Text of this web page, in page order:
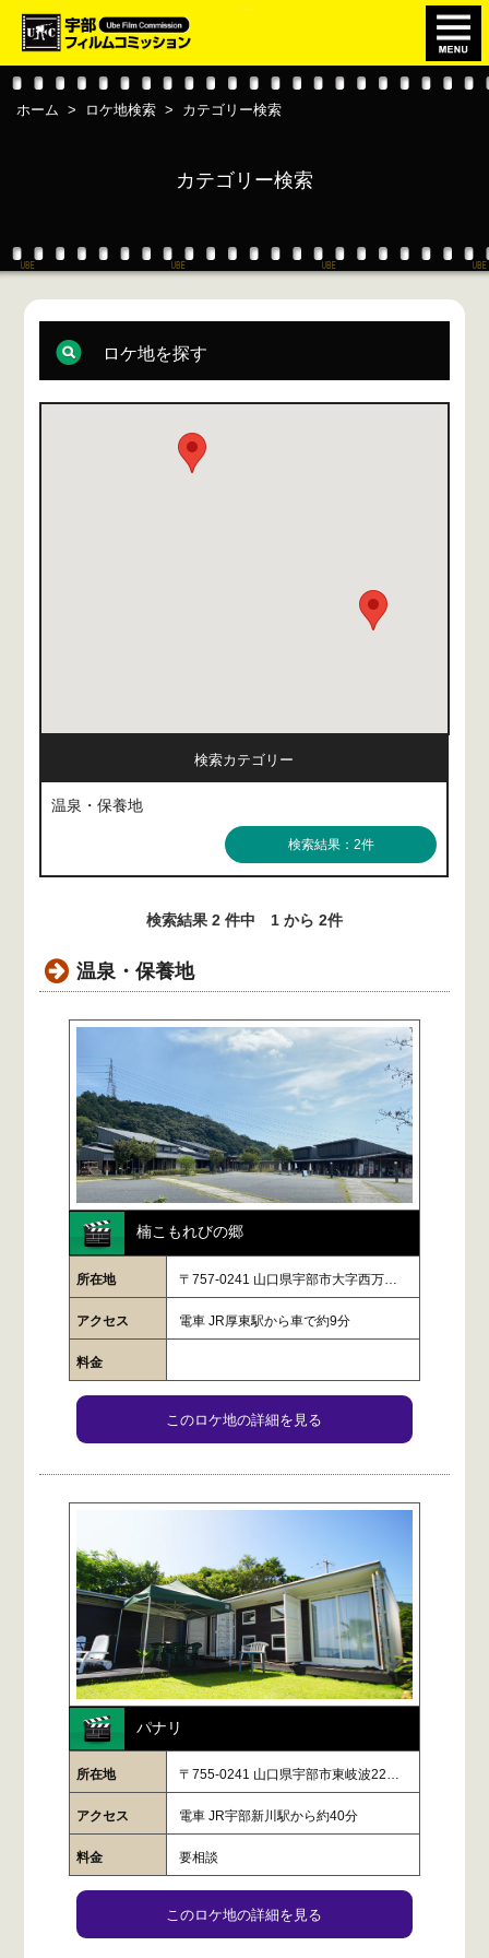
ホーム > ロケ地検索 > カテゴリー検索
カテゴリー検索
ロケ地を探す
検索カテゴリー
温泉・保養地
検索結果：2件
検索結果 2 件中 1 から 2件
温泉・保養地
楠こもれびの郷
所在地 〒757-0241 山口県宇部市大字西万…
アクセス 電車 JR厚東駅から車で約9分
料金
このロケ地の詳細を見る
パナリ
所在地 〒755-0241 山口県宇部市東岐波22…
アクセス 電車 JR宇部新川駅から約40分
料金 要相談
このロケ地の詳細を見る